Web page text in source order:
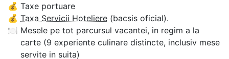
💰 Taxe portuare
💰 Taxa Servicii Hoteliere (bacsis oficial).
🍽 Mesele pe tot parcursul vacantei, in regim a la
carte (9 experiente culinare distincte, inclusiv mese
servite in suita)